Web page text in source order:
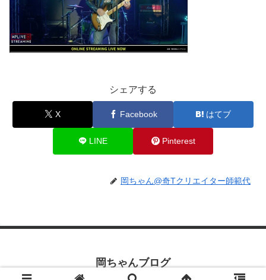
シェアする
X Facebook はてブ
LINE Pinterest
岡ちゃん@奇Tクリエイター師範代
岡ちゃんブログ